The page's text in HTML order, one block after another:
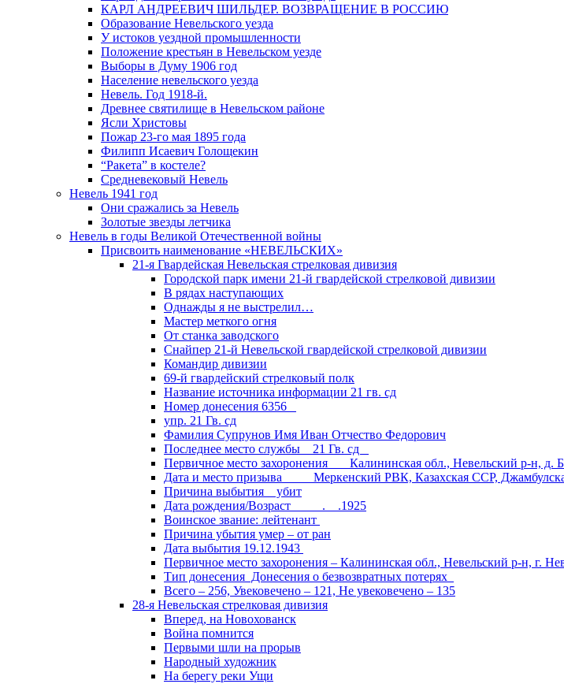
КАРЛ АНДРЕЕВИЧ ШИЛЬДЕР. ВОЗВРАЩЕНИЕ В РОССИЮ
Образование Невельского уезда
У истоков уездной промышленности
Положение крестьян в Невельском уезде
Выборы в Думу 1906 год
Население невельского уезда
Невель. Год 1918-й.
Древнее святилище в Невельском районе
Ясли Христовы
Пожар 23-го мая 1895 года
Филипп Исаевич Голощекин
“Ракета” в костеле?
Средневековый Невель
Невель 1941 год
Они сражались за Невель
Золотые звезды летчика
Невель в годы Великой Отечественной войны
Присвоить наименование «НЕВЕЛЬСКИХ»
21-я Гвардейская Невельская стрелковая дивизия
Городской парк имени 21-й гвардейской стрелковой дивизии
В рядах наступающих
Однажды я не выстрелил…
Мастер меткого огня
От станка заводского
Снайпер 21-й Невельской гвардейской стрелковой дивизии
Командир дивизии
69-й гвардейский стрелковый полк
Название источника информации 21 гв. сд
Номер донесения 6356
упр. 21 Гв. сд
Фамилия Супрунов Имя Иван Отчество Федорович
Последнее место службы 21 Гв. сд
Первичное место захоронения Калининская обл., Невельский р-н, д.
Дата и место призыва Меркенский РВК, Казахская ССР,
Причина выбытия убит
Дата рождения/Возраст __.__.1925
Воинское звание: лейтенант
Причина убытия умер – от ран
Дата выбытия 19.12.1943
Первичное место захоронения – Калининская обл., Невельский р-н, г.
Тип донесения Донесения о безвозвратных потерях
Всего – 256, Увековечено – 121, Не увековечено – 135
28-я Невельская стрелковая дивизия
Вперед, на Новохованск
Война помнится
Первыми шли на прорыв
Народный художник
На берегу реки Ущи